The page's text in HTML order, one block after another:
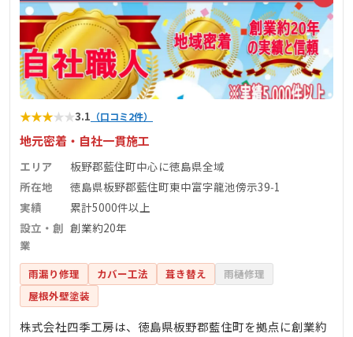
★★★★★3.1 （口コミ2件）
地元密着・自社一貫施工
エリア
板野郡藍住町中心に徳島県全域
所在地
徳島県板野郡藍住町東中富字龍池傍示39‑1
実績
累計5000件以上
設立・創
業
創業約20年
雨漏り修理 カバー工法 葺き替え
雨樋修理
屋根外壁塗装
株式会社四季工房は、徳島県板野郡藍住町を拠点に創業約